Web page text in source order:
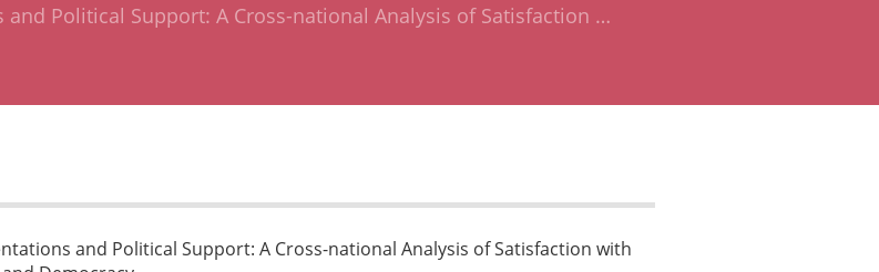
Political Support: A Cross-national Analysis of Satisfaction …
and Political Support: A Cross-national Analysis of Satisfaction with